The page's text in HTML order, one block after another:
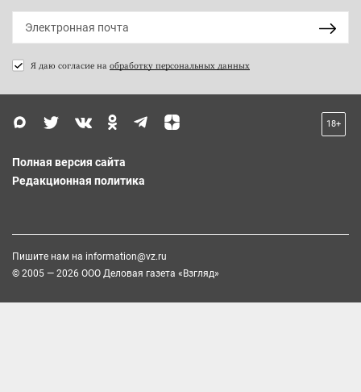
Я даю согласие на обработку персональных данных
18+
Полная версия сайта
Редакционная политика
Пишите нам на information@vz.ru
© 2005 — 2026 ООО Деловая газета «Взгляд»